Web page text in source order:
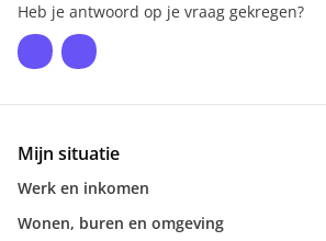
Heb je antwoord op je vraag gekregen?
Mijn situatie
Werk en inkomen
Wonen, buren en omgeving